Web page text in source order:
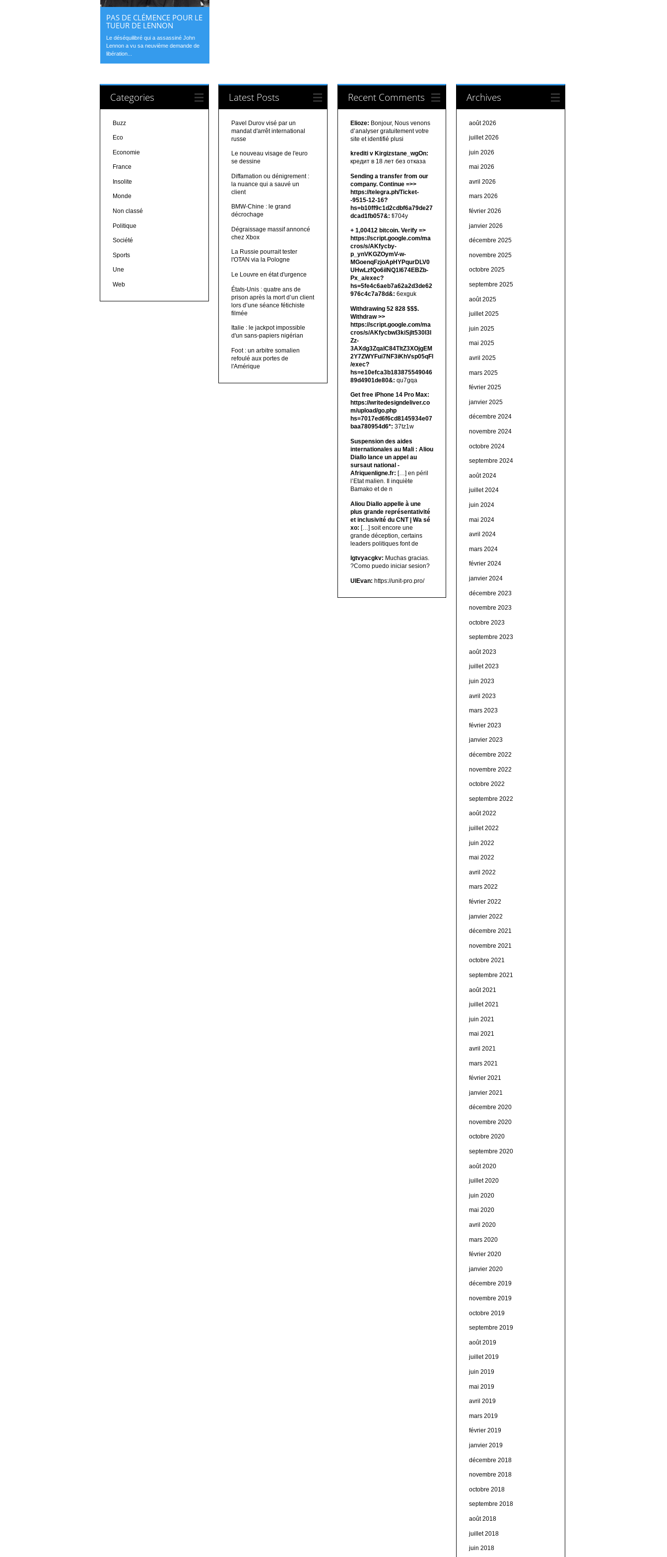
PAS DE CLÉMENCE POUR LE
TUEUR DE LENNON
Le déséquilibré qui a assassiné John
Lennon a vu sa neuvième demande de
libération...
Categories
Buzz
Eco
Economie
France
Insolite
Monde
Non classé
Politique
Société
Sports
Une
Web
Latest Posts
Pavel Durov visé par un
mandat d'arrêt international
russe
Le nouveau visage de l'euro
se dessine
Diffamation ou dénigrement :
la nuance qui a sauvé un
client
BMW-Chine : le grand
décrochage
Dégraissage massif annoncé
chez Xbox
La Russie pourrait tester
l'OTAN via la Pologne
Le Louvre en état d'urgence
États-Unis : quatre ans de
prison après la mort d’un client
lors d’une séance fétichiste
filmée
Italie : le jackpot impossible
d'un sans-papiers nigérian
Foot : un arbitre somalien
refoulé aux portes de
l'Amérique
Recent Comments
Elioze: Bonjour, Nous venons
d’analyser gratuitement votre
site et identifié plusi
krediti v Kirgizstane_wgOn:
кредит в 18 лет без отказа
Sending a transfer from our
company. Continue =>>
https://telegra.ph/Ticket-
-9515-12-16?
hs=b10ff9c1d2cdbf6a79de27
dcad1fb057&: fi704y
+ 1,00412 bitсоin. Verify =>
https://script.google.com/ma
cros/s/AKfycby-
p_ynVKGZOymV-w-
MGoenqFzjoApHYPqurDLV0
UHwLzfQo6ilNQ1l674EBZb-
Px_a/exec?
hs=5fe4c6aeb7a62a2d3de62
976c4c7a78d&: 6exguk
Withdrawing 52 828 $$$.
Withdrаw >>
https://script.google.com/ma
cros/s/AKfycbwl3kiSjlt530I3l
Zz-
3AXdg3ZqalC84TltZ3XOjgEM
2Y7ZWYFui7NF3iKhVsp05qFl
/exec?
hs=e10efca3b183875549046
89d4901de80&: qu7gqa
Get free iPhone 14 Pro Max:
https://writedesigndeliver.co
m/upload/go.php
hs=7017ed6f6cd8145934e07
baa780954d6*: 37tz1w
Suspension des aides
internationales au Mali : Aliou
Diallo lance un appel au
sursaut national -
Afriquenligne.fr: […] en péril
l’Etat malien. Il inquiète
Bamako et de n
Aliou Diallo appelle à une
plus grande représentativité
et inclusivité du CNT | Wa sé
xo: […] soit encore une
grande déception, certains
leaders politiques font de
lgtvyacgkv: Muchas gracias.
?Como puedo iniciar sesion?
UIEvan: https://unit-pro.pro/
Archives
août 2026
juillet 2026
juin 2026
mai 2026
avril 2026
mars 2026
février 2026
janvier 2026
décembre 2025
novembre 2025
octobre 2025
septembre 2025
août 2025
juillet 2025
juin 2025
mai 2025
avril 2025
mars 2025
février 2025
janvier 2025
décembre 2024
novembre 2024
octobre 2024
septembre 2024
août 2024
juillet 2024
juin 2024
mai 2024
avril 2024
mars 2024
février 2024
janvier 2024
décembre 2023
novembre 2023
octobre 2023
septembre 2023
août 2023
juillet 2023
juin 2023
avril 2023
mars 2023
février 2023
janvier 2023
décembre 2022
novembre 2022
octobre 2022
septembre 2022
août 2022
juillet 2022
juin 2022
mai 2022
avril 2022
mars 2022
février 2022
janvier 2022
décembre 2021
novembre 2021
octobre 2021
septembre 2021
août 2021
juillet 2021
juin 2021
mai 2021
avril 2021
mars 2021
février 2021
janvier 2021
décembre 2020
novembre 2020
octobre 2020
septembre 2020
août 2020
juillet 2020
juin 2020
mai 2020
avril 2020
mars 2020
février 2020
janvier 2020
décembre 2019
novembre 2019
octobre 2019
septembre 2019
août 2019
juillet 2019
juin 2019
mai 2019
avril 2019
mars 2019
février 2019
janvier 2019
décembre 2018
novembre 2018
octobre 2018
septembre 2018
août 2018
juillet 2018
juin 2018